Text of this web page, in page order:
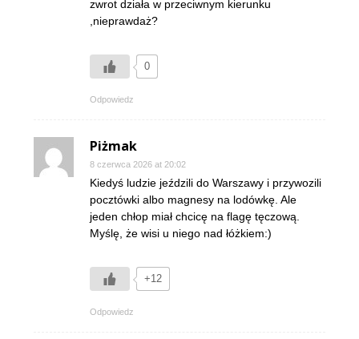
zwrot działa w przeciwnym kierunku
,nieprawdaż?
0
Odpowiedz
Piżmak
8 czerwca 2026 at 20:02
Kiedyś ludzie jeździli do Warszawy i przywozili
pocztówki albo magnesy na lodówkę. Ale
jeden chłop miał chcicę na flagę tęczową.
Myślę, że wisi u niego nad łóżkiem:)
+12
Odpowiedz